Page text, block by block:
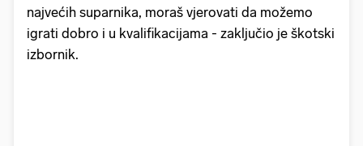
najvećih suparnika, moraš vjerovati da možemo
igrati dobro i u kvalifikacijama - zaključio je škotski
izbornik.